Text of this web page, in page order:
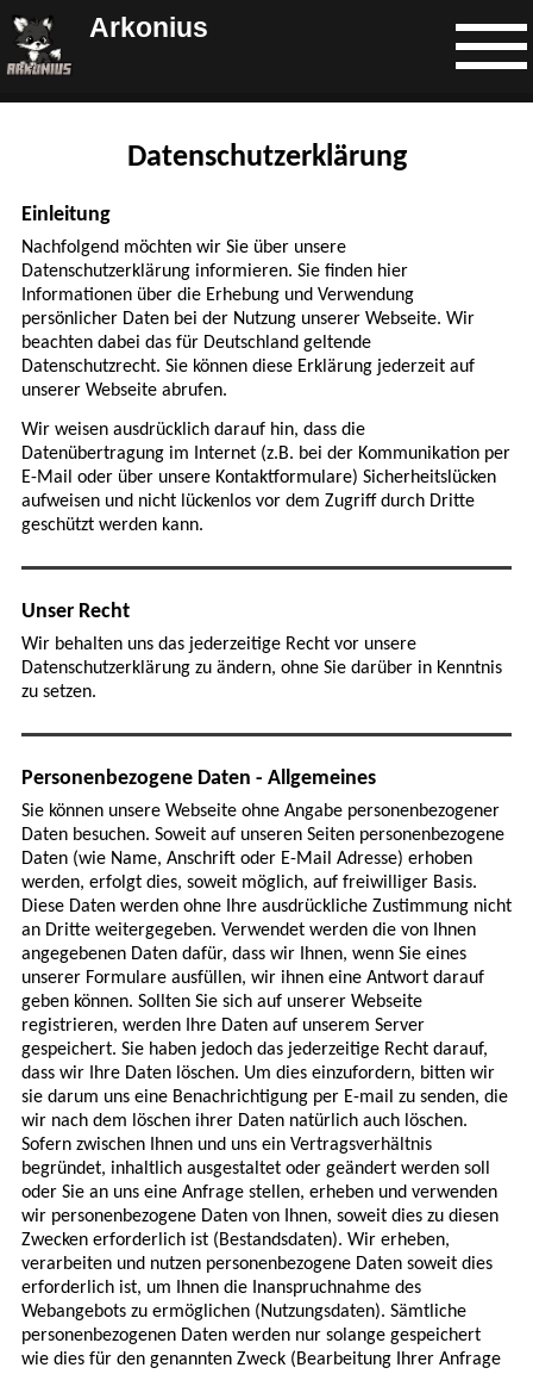
Arkonius
Datenschutzerklärung
Einleitung
Nachfolgend möchten wir Sie über unsere
Datenschutzerklärung informieren. Sie finden hier
Informationen über die Erhebung und Verwendung
persönlicher Daten bei der Nutzung unserer Webseite. Wir
beachten dabei das für Deutschland geltende
Datenschutzrecht. Sie können diese Erklärung jederzeit auf
unserer Webseite abrufen.
Wir weisen ausdrücklich darauf hin, dass die
Datenübertragung im Internet (z.B. bei der Kommunikation per
E-Mail oder über unsere Kontaktformulare) Sicherheitslücken
aufweisen und nicht lückenlos vor dem Zugriff durch Dritte
geschützt werden kann.
Unser Recht
Wir behalten uns das jederzeitige Recht vor unsere
Datenschutzerklärung zu ändern, ohne Sie darüber in Kenntnis
zu setzen.
Personenbezogene Daten - Allgemeines
Sie können unsere Webseite ohne Angabe personenbezogener
Daten besuchen. Soweit auf unseren Seiten personenbezogene
Daten (wie Name, Anschrift oder E-Mail Adresse) erhoben
werden, erfolgt dies, soweit möglich, auf freiwilliger Basis.
Diese Daten werden ohne Ihre ausdrückliche Zustimmung nicht
an Dritte weitergegeben. Verwendet werden die von Ihnen
angegebenen Daten dafür, dass wir Ihnen, wenn Sie eines
unserer Formulare ausfüllen, wir ihnen eine Antwort darauf
geben können. Sollten Sie sich auf unserer Webseite
registrieren, werden Ihre Daten auf unserem Server
gespeichert. Sie haben jedoch das jederzeitige Recht darauf,
dass wir Ihre Daten löschen. Um dies einzufordern, bitten wir
sie darum uns eine Benachrichtigung per E-mail zu senden, die
wir nach dem löschen ihrer Daten natürlich auch löschen.
Sofern zwischen Ihnen und uns ein Vertragsverhältnis
begründet, inhaltlich ausgestaltet oder geändert werden soll
oder Sie an uns eine Anfrage stellen, erheben und verwenden
wir personenbezogene Daten von Ihnen, soweit dies zu diesen
Zwecken erforderlich ist (Bestandsdaten). Wir erheben,
verarbeiten und nutzen personenbezogene Daten soweit dies
erforderlich ist, um Ihnen die Inanspruchnahme des
Webangebots zu ermöglichen (Nutzungsdaten). Sämtliche
personenbezogenen Daten werden nur solange gespeichert
wie dies für den genannten Zweck (Bearbeitung Ihrer Anfrage